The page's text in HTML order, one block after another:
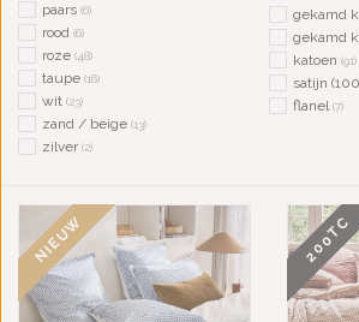
paars (6)
rood (6)
roze (48)
taupe (16)
wit (23)
zand / beige (13)
zilver(2)
gekamd
gekamd
katoen (91)
satijn
flanel(7)
NIEUW 200TC